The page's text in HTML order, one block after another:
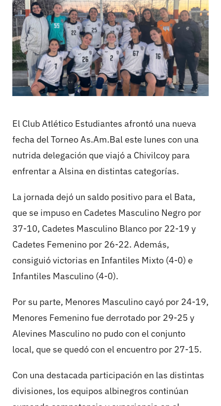
El Club Atlético Estudiantes afrontó una nueva
fecha del Torneo As.Am.Bal este lunes con una
nutrida delegación que viajó a Chivilcoy para
enfrentar a Alsina en distintas categorías.
La jornada dejó un saldo positivo para el Bata,
que se impuso en Cadetes Masculino Negro por
37-10, Cadetes Masculino Blanco por 22-19 y
Cadetes Femenino por 26-22. Además,
consiguió victorias en Infantiles Mixto (4-0) e
Infantiles Masculino (4-0).
Por su parte, Menores Masculino cayó por 24-19,
Menores Femenino fue derrotado por 29-25 y
Alevines Masculino no pudo con el conjunto
local, que se quedó con el encuentro por 27-15.
Con una destacada participación en las distintas
divisiones, los equipos albinegros continúan